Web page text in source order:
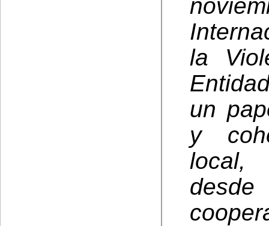
la
un
y
local,